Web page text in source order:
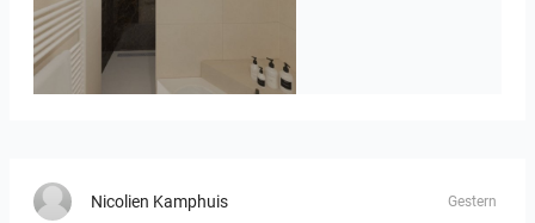
Badkamerhuis
Nicolien Kamphuis Gestern